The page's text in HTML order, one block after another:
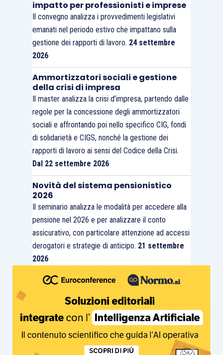
impatto per professionisti e imprese
Il convegno analizza i provvedimenti legislativi
emanati nel periodo estivo che impattano sulla
gestione dei rapporti di lavoro. 24 settembre
2026
Ammortizzatori sociali e gestione
della crisi di impresa
Il master analizza la crisi d’impresa, partendo dalle
regole per la concessione degli ammortizzatori
sociali e affrontando poi nello specifico CIG, fondi
di solidarietà e CIGS, nonché la gestione dei
rapporti di lavoro ai sensi del Codice della Crisi.
Dal 22 settembre 2026
Novità del sistema pensionistico
2026
Il seminario analizza le modalità per accedere alla
pensione nel 2026 e per analizzare il conto
assicurativo, con particolare attenzione ad accessi
derogatori e strategie di anticipo. 21 settembre
2026